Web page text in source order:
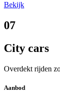
Bekijk
07
City cars
Overdekt rijden
Aanbod